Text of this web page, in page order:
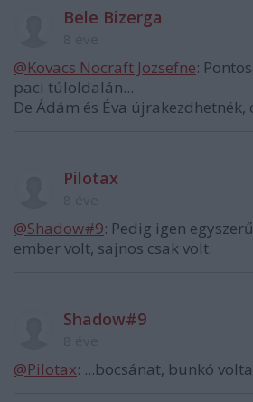
Bele Bizerga
@Kovacs Nocraft Jozsefne:
paci túloldalán...
De Ádám és Éva újrakezdhetnék,
Pilotax
@Shadow#9: Pedig igen
ember volt, sajnos csak volt.
Shadow#9
@Pilotax: ...bocsánat, bunkó